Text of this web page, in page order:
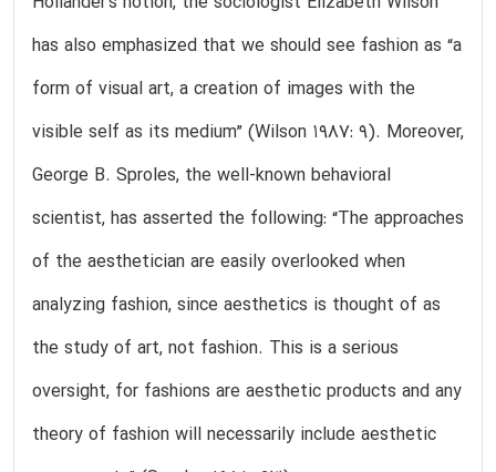
has also emphasized that we should see fashion as “a
form of visual art, a creation of images with the
visible self as its medium” (Wilson 1987: 9). Moreover,
George B. Sproles, the well-known behavioral
scientist, has asserted the following: “The approaches
of the aesthetician are easily overlooked when
analyzing fashion, since aesthetics is thought of as
the study of art, not fashion. This is a serious
oversight, for fashions are aesthetic products and any
theory of fashion will necessarily include aesthetic